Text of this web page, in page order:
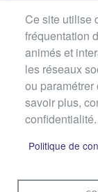
Ce site utilise
fréquentation
animés et
les réseaux
ou
savoir plus,
confidentialité.
Politique de
MENU PLAN DU